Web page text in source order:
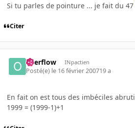
Si tu parles de pointure ... je fait du 47
Citer
overflow INpactien
Posté(e) le 16 février 200719 a
En fait on est tous des imbéciles abruti
1999 = (1999-1)+1